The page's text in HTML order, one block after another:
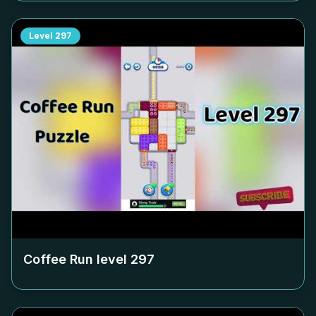
Level 297
Coffee Run level 297